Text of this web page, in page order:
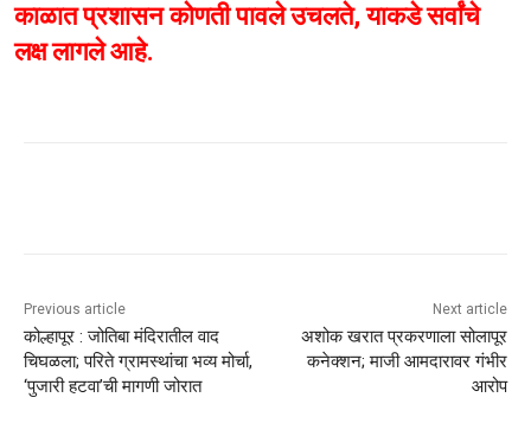
काळात प्रशासन कोणती पावले उचलते, याकडे सर्वांचे
लक्ष लागले आहे.
Previous article
कोल्हापूर : जोतिबा मंदिरातील वाद
चिघळला; परिते ग्रामस्थांचा भव्य मोर्चा,
‘पुजारी हटवा’ची मागणी जोरात
Next article
अशोक खरात प्रकरणाला सोलापूर
कनेक्शन; माजी आमदारावर गंभीर
आरोप